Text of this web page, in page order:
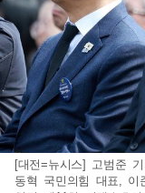
[대전=뉴시스] 고범준
동혁 국민의힘 대표, 이